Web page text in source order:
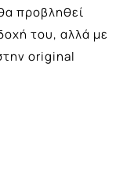
προβληθεί
του, αλλά με
original